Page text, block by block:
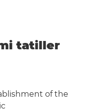
tatiller
of the